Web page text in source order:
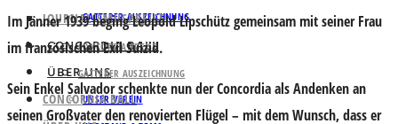
GATTERER AUSZEICHNUNG
CONCORDIA BALL
ÜBER UNS
UNSER VEREIN
JOURNALISMUSPREISE
CONCORDIA PREISE
GATTERER AUSZEICHNUNG
CONCORDIA BALL
Im Jänner 1939 beging Leopold Lipschütz gemeinsam mit seiner Frau
im französischen Exil Suizid.
Sein Enkel Salvador schenkte nun der Concordia als Andenken an
seinen Großvater den renovierten Flügel – mit dem Wunsch, dass er